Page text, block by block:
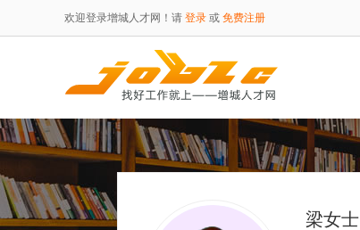
欢迎登录增城人才网！请 登录 或 免费注册
梁女士